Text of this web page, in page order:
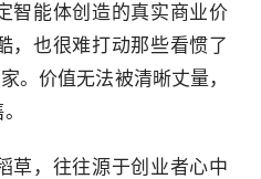
智能体创造的真实商业价
，也很难打动那些看惯了
。价值无法被清晰丈量，
草，往往源于创业者心中